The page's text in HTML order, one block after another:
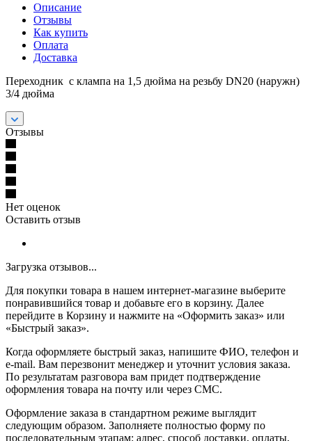
Описание
Отзывы
Как купить
Оплата
Доставка
Переходник с клампа на 1,5 дюйма на резьбу DN20 (наружн)
3/4 дюйма
Отзывы
Нет оценок
Оставить отзыв
Загрузка отзывов...
Для покупки товара в нашем интернет-магазине выберите
понравившийся товар и добавьте его в корзину. Далее
перейдите в Корзину и нажмите на «Оформить заказ» или
«Быстрый заказ».
Когда оформляете быстрый заказ, напишите ФИО, телефон и
e-mail. Вам перезвонит менеджер и уточнит условия заказа.
По результатам разговора вам придет подтверждение
оформления товара на почту или через СМС.
Оформление заказа в стандартном режиме выглядит
следующим образом. Заполняете полностью форму по
последовательным этапам: адрес, способ доставки, оплаты,